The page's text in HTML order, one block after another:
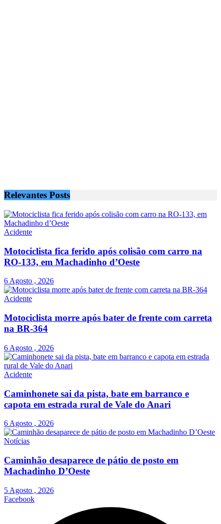
Relevantes Posts
Acidente
Motociclista fica ferido após colisão com carro na
RO-133, em Machadinho d’Oeste
6 Agosto , 2026
Acidente
Motociclista morre após bater de frente com carreta
na BR-364
6 Agosto , 2026
Acidente
Caminhonete sai da pista, bate em barranco e
capota em estrada rural de Vale do Anari
6 Agosto , 2026
Notícias
Caminhão desaparece de pátio de posto em
Machadinho D’Oeste
5 Agosto , 2026
Facebook